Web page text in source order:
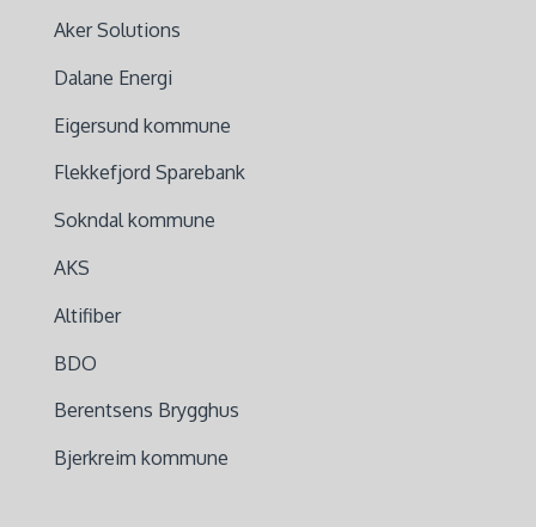
Aker Solutions
Dalane Energi
Eigersund kommune
Flekkefjord Sparebank
Sokndal kommune
AKS
Altifiber
BDO
Berentsens Brygghus
Bjerkreim kommune